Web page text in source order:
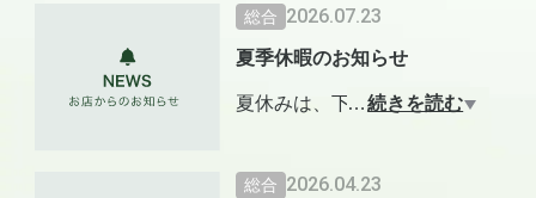
総合 2026.07.23
夏季休暇のお知らせ
夏休みは、下記の通りとさせ
願いします。
…続きを読む
総合 2026.04.23